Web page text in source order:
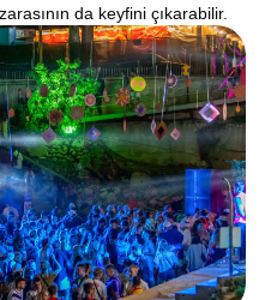
da keyfini çıkarabilir.